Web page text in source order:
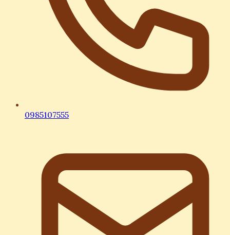
0985107555